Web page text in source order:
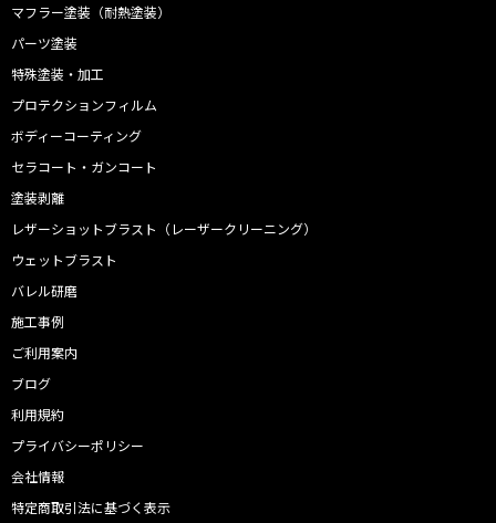
マフラー塗装（耐熱塗装）
パーツ塗装
特殊塗装・加工
プロテクションフィルム
ボディーコーティング
セラコート・ガンコート
塗装剥離
レザーショットブラスト（レーザークリーニング）
ウェットブラスト
バレル研磨
施工事例
ご利用案内
ブログ
利用規約
プライバシーポリシー
会社情報
特定商取引法に基づく表示